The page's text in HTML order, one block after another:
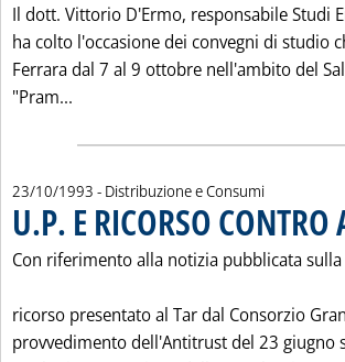
Il dott. Vittorio D'Ermo, responsabile Studi
ha colto l'occasione dei convegni di studio
Ferrara dal 7 al 9 ottobre nell'ambito del
"Pram...
23/10/1993 - Distribuzione e Consumi
U.P. E RICORSO CONTRO
Con riferimento alla notizia pubblicata
ricorso presentato al Tar dal Consorzio
provvedimento dell'Antitrust del 23 giugno